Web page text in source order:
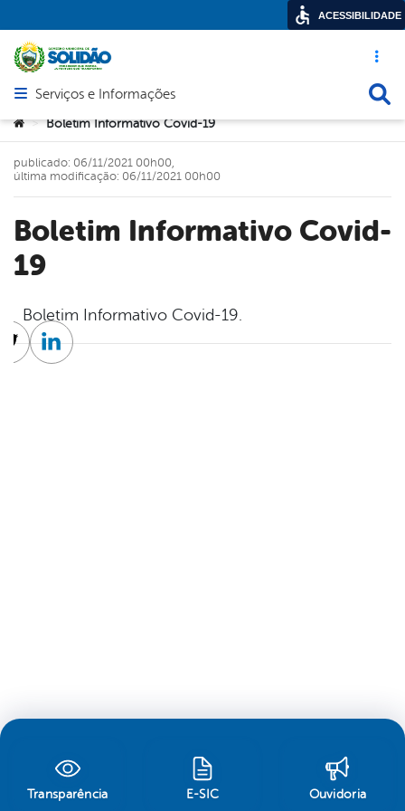
Acesso
Abrir menu principal de navegação
Serviços e Informações
Você está aqui:
> Boletim Informativo Covid-19
Boletim Informativo Covid-
19
publicado: 06/11/2021 00h00,
última modificação: 06/11/2021 00h00
Boletim Informativo Covid-19.
TwitterLinkedin
Transparência E-SIC Ouvidoria
ACESSIBILIDADE